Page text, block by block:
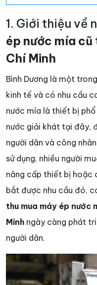
1. Giới thiệu về
ép nước mía cũ
Chí Minh
Bình Dương là một
kinh tế và có nhu cầu
nước mía là thiết bị
nước giải khát tại đây,
người dân và công
sử dụng, nhiều người
nâng cấp thiết bị hoặc
bắt được nhu cầu đó,
thu mua máy ép nước
Minh ngày càng phát
người dân.